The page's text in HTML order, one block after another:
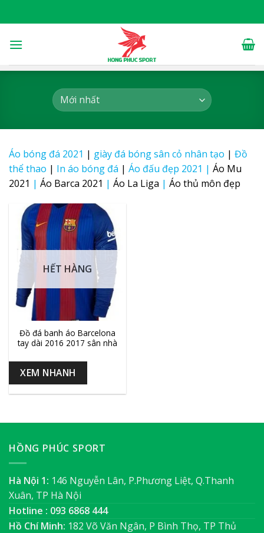
to
Áo bóng đá 2021 | giày đá bóng sân cỏ nhân tạo | Đồ
thể thao | In áo bóng đá | Áo đấu đẹp 2021 | Áo Mu
2021 | Áo Barca 2021 | Áo La Liga | Áo thủ môn đẹp
HẾT HÀNG
Đồ đá banh áo Barcelona
tay dài 2016 2017 sân nhà
XEM NHANH
HỒNG PHÚC SPORT
Hà Nội 1: 146 Nguyễn Lân, P.Phương Liệt, Q.Thanh
Xuân, TP Hà Nội
Hotline : 093 6868 444
Hồ Chí Minh: 182 Võ Văn Ngân, P Bình Thọ, TP Thủ